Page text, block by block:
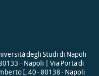
degli Studi di Napoli
– Napoli | Via Porta di
I, 40 - 80138 - Napoli